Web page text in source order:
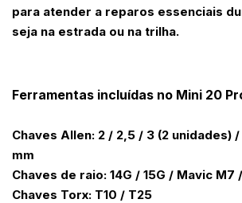
para atender a reparos essenciais
seja na estrada ou na trilha.
Ferramentas incluídas no Mini 20
Chaves Allen: 2 / 2,5 / 3 (2 unidades)
mm
Chaves de raio: 14G / 15G / Mavic M7
Chaves Torx: T10 / T25